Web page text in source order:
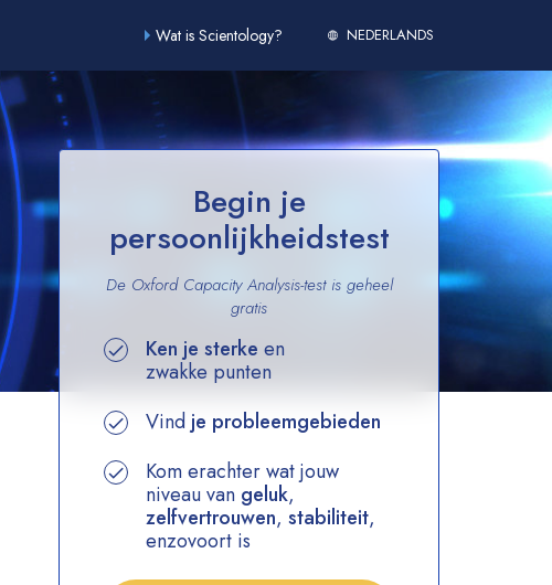
Wat is Scientology? NEDERLANDS
Begin je
persoonlijkheidstest
De Oxford Capacity Analysis-test is geheel
gratis
Ken je sterke en
zwakke punten
Vindje probleemgebieden
Kom erachter wat jouw
niveau van geluk,
zelfvertrouwen, stabiliteit,
enzovoort is